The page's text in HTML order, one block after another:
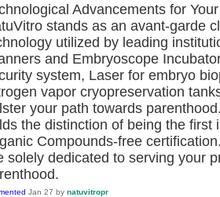
Advancements for
stands as an avant-garde
utilized by leading
and Embryoscope
system, Laser for embryo
vapor cryopreservation
your path towards
the distinction of being the
Compounds-free
solely dedicated to serving your
Jan 27 by natuvitropr